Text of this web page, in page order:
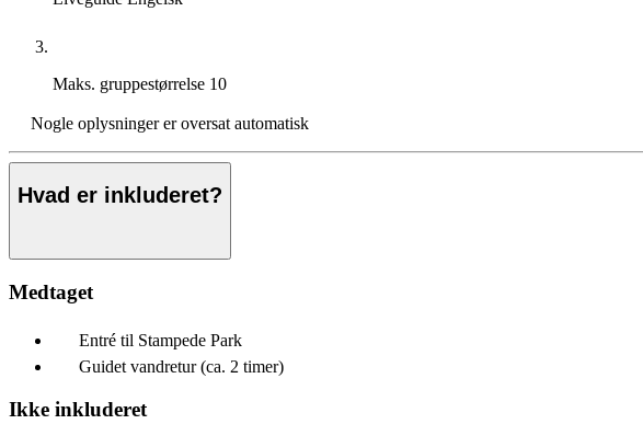
Maks. gruppestørrelse 10
Nogle oplysninger er oversat automatisk
Hvad er inkluderet?
Medtaget
Entré til Stampede Park
Guidet vandretur (ca. 2 timer)
Ikke inkluderet